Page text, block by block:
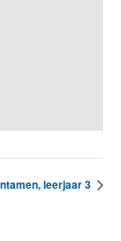
leerjaar 3